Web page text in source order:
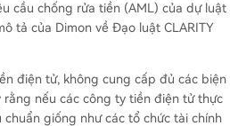
cầu chống rửa tiền (AML) của dự luật
tả của Dimon về Đạo luật CLARITY
điện tử, không cung cấp đủ các biện
nếu các công ty tiền điện tử thực
giống như các tổ chức tài chính